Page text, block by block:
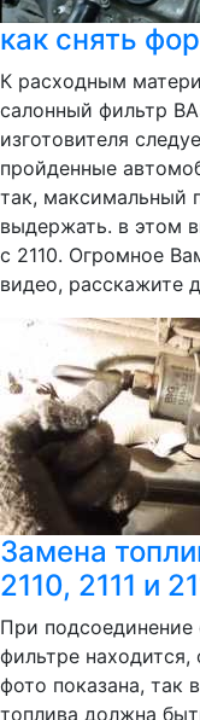
как снять
К расходным
салонный фильтр
изготовителя
пройденные
так, максимальный
выдержать. в этом
с 2110. Огромное
видео, расскажите
Замена
2110, 2111 и
При подсоединение
фильтре находится,
фото показана, так
топлива должна